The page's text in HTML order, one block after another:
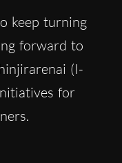
keep turning
forward to
(I-
for